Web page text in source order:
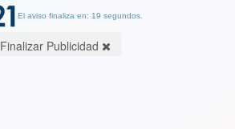
El aviso finaliza en: 19 segundos.
Finalizar Publicidad